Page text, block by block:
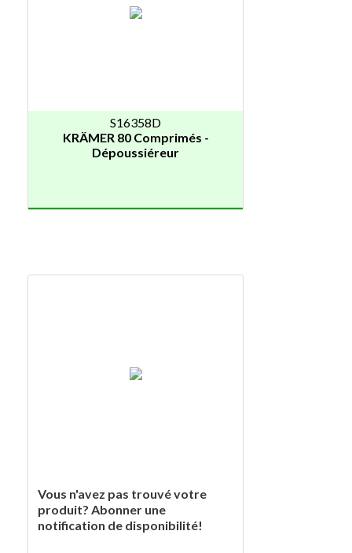
S16358D
KRÄMER 80 Comprimés -
Dépoussiéreur
Vous n'avez pas trouvé votre
produit? Abonner une
notification de disponibilité!